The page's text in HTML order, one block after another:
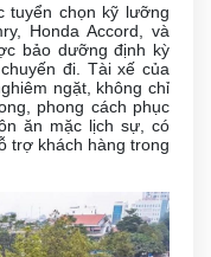
tuyển chọn kỹ lưỡng
Honda Accord, và
bảo dưỡng định kỳ
đi. Tài xế của
ngặt, không chỉ
phong cách phục
ăn mặc lịch sự, có
trợ khách hàng trong